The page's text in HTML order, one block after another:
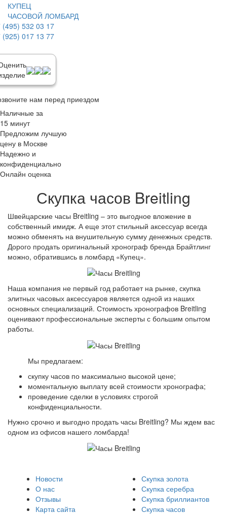
КУПЕЦ
ЧАСОВОЙ ЛОМБАРД
(495) 532 03 17
(925) 017 13 77
нам перед приездом
Наличные за
15 минут
Предложим лучшую
цену в Москве
Надежно и
конфиденциально
Онлайн оценка
Скупка часов Breitling
Швейцарские часы Breitling – это выгодное вложение в
собственный имидж. А еще этот стильный аксессуар всегда
можно обменять на внушительную сумму денежных средств.
Дорого продать оригинальный хронограф бренда Брайтлинг
можно, обратившись в ломбард «Купец».
Наша компания не первый год работает на рынке, скупка
элитных часовых аксессуаров является одной из наших
основных специализаций. Стоимость хронографов Breitling
оценивают профессиональные эксперты с большим опытом
работы.
Мы предлагаем:
скупку часов по максимально высокой цене;
моментальную выплату всей стоимости хронографа;
проведение сделки в условиях строгой
конфиденциальности.
Нужно срочно и выгодно продать часы Breitling? Мы ждем вас
одном из офисов нашего ломбарда!
Новости
О нас
Отзывы
Карта сайта
Скупка золота
Скупка серебра
Скупка бриллиантов
Скупка часов